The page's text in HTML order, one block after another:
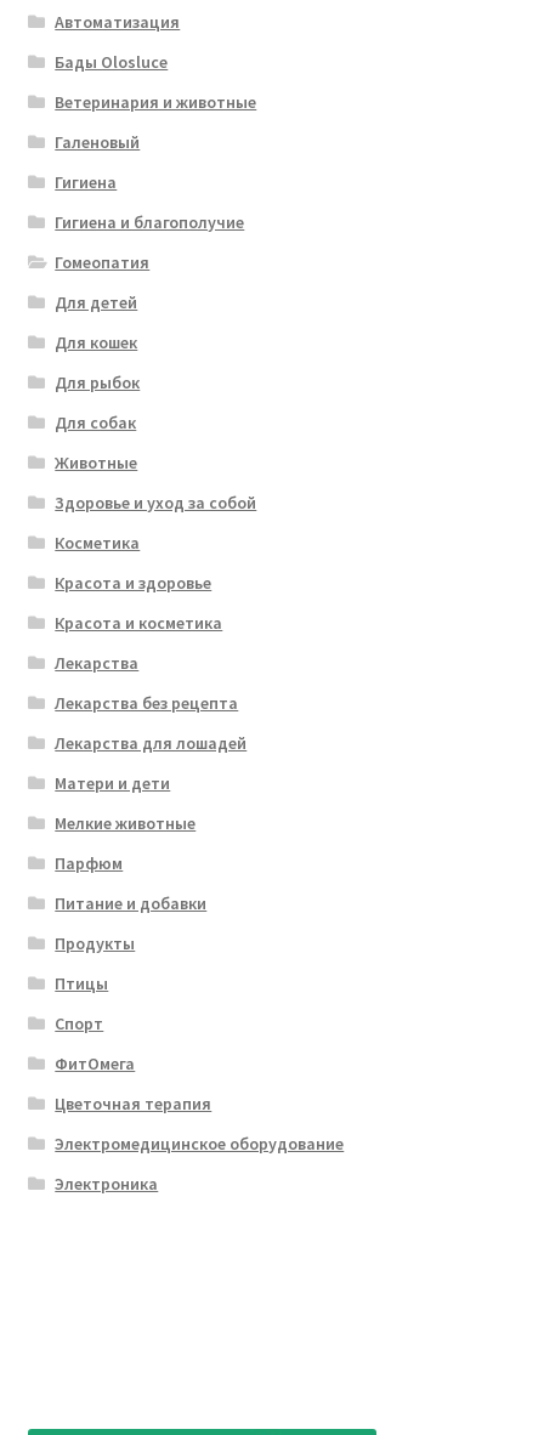
Автоматизация
Бады Olosluce
Ветеринария и животные
Галеновый
Гигиена
Гигиена и благополучие
Гомеопатия
Для детей
Для кошек
Для рыбок
Для собак
Животные
Здоровье и уход за собой
Косметика
Красота и здоровье
Красота и косметика
Лекарства
Лекарства без рецепта
Лекарства для лошадей
Матери и дети
Мелкие животные
Парфюм
Питание и добавки
Продукты
Птицы
Спорт
ФитОмега
Цветочная терапия
Электромедицинское оборудование
Электроника